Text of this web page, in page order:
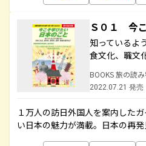
Ｓ０１ 今
知っているよ
食文化、職文
BOOKS 旅の読
2022.07.21 発売
１万人の訪日外国人を案内した
い日本の魅力が満載。日本の再発